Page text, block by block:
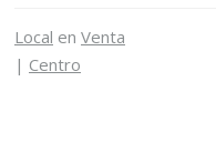
Local en Venta
| Centro